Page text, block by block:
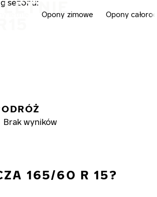
sezonu:
Opony zimowe Opony
Brak wyników
165/60 R 15?